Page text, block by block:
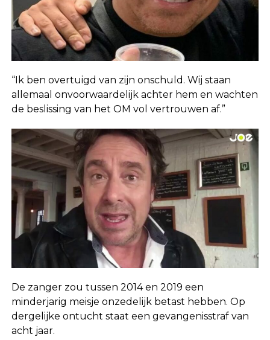
“Ik ben overtuigd van zijn onschuld. Wij staan
allemaal onvoorwaardelijk achter hem en wachten
de beslissing van het OM vol vertrouwen af.”
De zanger zou tussen 2014 en 2019 een
minderjarig meisje onzedelijk betast hebben. Op
dergelijke ontucht staat een gevangenisstraf van
acht jaar.